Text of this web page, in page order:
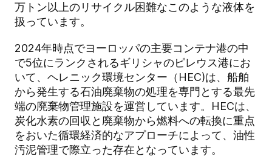
万トン以上のリサイクル困難なこのような液体を
扱っています。
2024年時点でヨーロッパの主要コンテナ港の中
で5位にランクされるギリシャのピレウス港にお
いて、ヘレニック環境センター（HEC)は、船舶
から発生する石油廃棄物の処理を専門とする最先
端の廃棄物管理施設を運営しています。HECは、
炭化水素の回収と廃棄物から燃料への転換に重点
をおいた循環経済的なアプローチによって、油性
汚泥管理で際立った存在となっています。